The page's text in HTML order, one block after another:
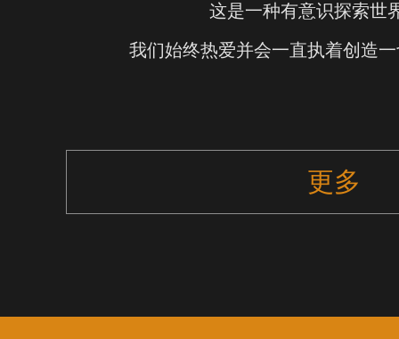
这是一种有意识探索世
我们始终热爱并会一直执着创造
更多